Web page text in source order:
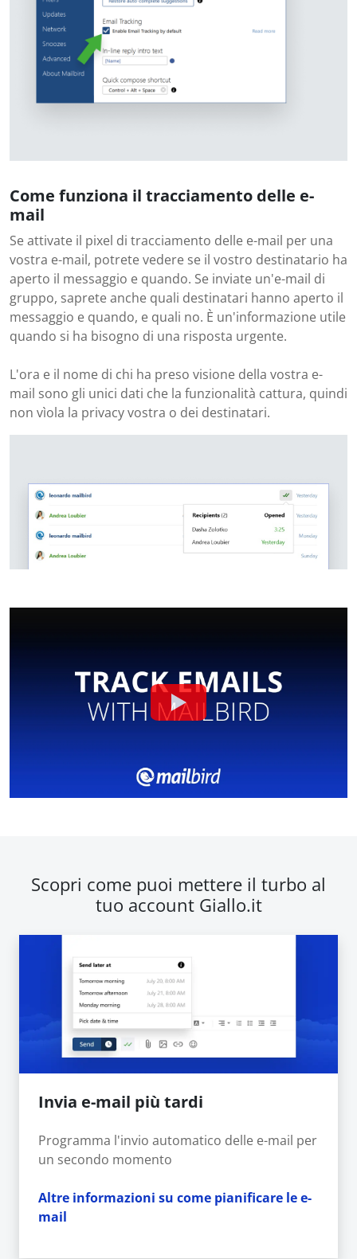
Come funziona il tracciamento delle e-
mail
Se attivate il pixel di tracciamento delle e-mail per una
vostra e-mail, potrete vedere se il vostro destinatario ha
aperto il messaggio e quando. Se inviate un'e-mail di
gruppo, saprete anche quali destinatari hanno aperto il
messaggio e quando, e quali no. È un'informazione utile
quando si ha bisogno di una risposta urgente.
L'ora e il nome di chi ha preso visione della vostra e-
mail sono gli unici dati che la funzionalità cattura, quindi
non vìola la privacy vostra o dei destinatari.
Scopri come puoi mettere il turbo al
tuo account Giallo.it
Invia e-mail più tardi
Programma l'invio automatico delle e-mail per
un secondo momento
Altre informazioni su come pianificare le e-
mail